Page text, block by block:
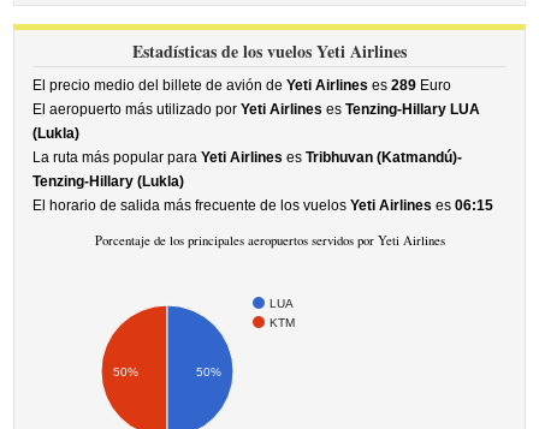
Estadísticas de los vuelos Yeti Airlines
El precio medio del billete de avión deYeti Airlines es289 Euro
El aeropuerto más utilizado porYeti Airlines esTenzing-Hillary LUA
(Lukla)
La ruta más popular paraYeti Airlines esTribhuvan (Katmandú)-
Tenzing-Hillary (Lukla)
El horario de salida más frecuente de los vuelosYeti Airlines es06:15
Porcentaje de los principales aeropuertos servidos por Yeti Airlines
LUA
KTM
50% 50%